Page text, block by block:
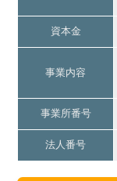
資本金
事業内容
事業所番号
法人番号